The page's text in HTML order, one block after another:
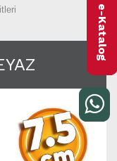
e-Katalog